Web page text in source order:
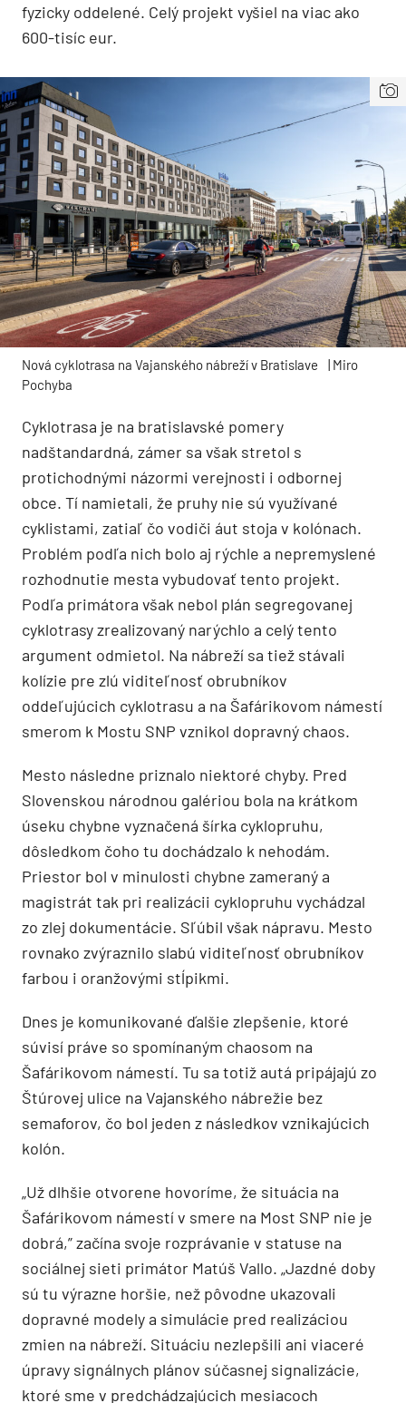
fyzicky oddelené. Celý projekt vyšiel na viac ako
600-tisíc eur.
Nová cyklotrasa na Vajanského nábreží v Bratislave
| Miro
Pochyba
Cyklotrasa je na bratislavské pomery
nadštandardná, zámer sa však stretol s
protichodnými názormi verejnosti i odbornej
obce. Tí namietali, že pruhy nie sú využívané
cyklistami, zatiaľ čo vodiči áut stoja v kolónach.
Problém podľa nich bolo aj rýchle a nepremyslené
rozhodnutie mesta vybudovať tento projekt.
Podľa primátora však nebol plán segregovanej
cyklotrasy zrealizovaný narýchlo a celý tento
argument odmietol. Na nábreží sa tiež stávali
kolízie pre zlú viditeľnosť obrubníkov
oddeľujúcich cyklotrasu a na Šafárikovom námestí
smerom k Mostu SNP vznikol dopravný chaos.
Mesto následne priznalo niektoré chyby. Pred
Slovenskou národnou galériou bola na krátkom
úseku chybne vyznačená šírka cyklopruhu,
dôsledkom čoho tu dochádzalo k nehodám.
Priestor bol v minulosti chybne zameraný a
magistrát tak pri realizácii cyklopruhu vychádzal
zo zlej dokumentácie. Sľúbil však nápravu. Mesto
rovnako zvýraznilo slabú viditeľnosť obrubníkov
farbou i oranžovými stĺpikmi.
Dnes je komunikované ďalšie zlepšenie, ktoré
súvisí práve so spomínaným chaosom na
Šafárikovom námestí. Tu sa totiž autá pripájajú zo
Štúrovej ulice na Vajanského nábrežie bez
semaforov, čo bol jeden z následkov vznikajúcich
kolón.
„Už dlhšie otvorene hovoríme, že situácia na
Šafárikovom námestí v smere na Most SNP nie je
dobrá,” začína svoje rozprávanie v statuse na
sociálnej sieti primátor Matúš Vallo. „Jazdné doby
sú tu výrazne horšie, než pôvodne ukazovali
dopravné modely a simulácie pred realizáciou
zmien na nábreží. Situáciu nezlepšili ani viaceré
úpravy signálnych plánov súčasnej signalizácie,
ktoré sme v predchádzajúcich mesiacoch